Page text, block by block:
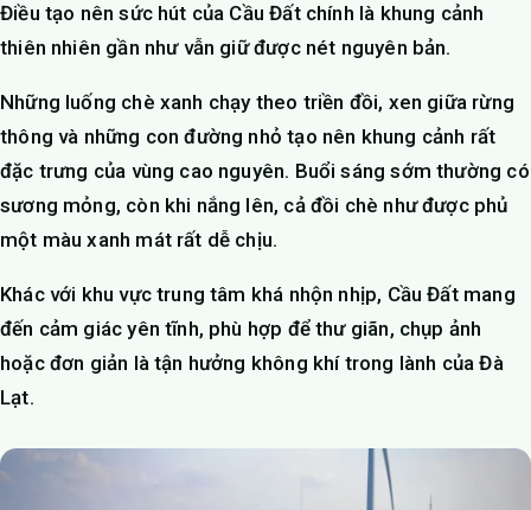
Điều tạo nên sức hút của Cầu Đất chính là khung cảnh
thiên nhiên gần như vẫn giữ được nét nguyên bản.
Những luống chè xanh chạy theo triền đồi, xen giữa rừng
thông và những con đường nhỏ tạo nên khung cảnh rất
đặc trưng của vùng cao nguyên. Buổi sáng sớm thường có
sương mỏng, còn khi nắng lên, cả đồi chè như được phủ
một màu xanh mát rất dễ chịu.
Khác với khu vực trung tâm khá nhộn nhịp, Cầu Đất mang
đến cảm giác yên tĩnh, phù hợp để thư giãn, chụp ảnh
hoặc đơn giản là tận hưởng không khí trong lành của Đà
Lạt.